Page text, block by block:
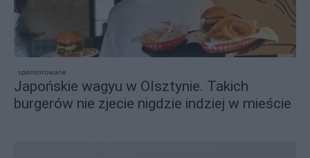
sponsorowane
Japońskie wagyu w Olsztynie. Takich
burgerów nie zjecie nigdzie indziej w mieście